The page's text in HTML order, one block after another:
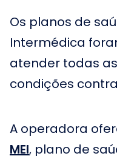
Os planos de
Intermédica
atender todas
condições
A operadora
MEI, plano de